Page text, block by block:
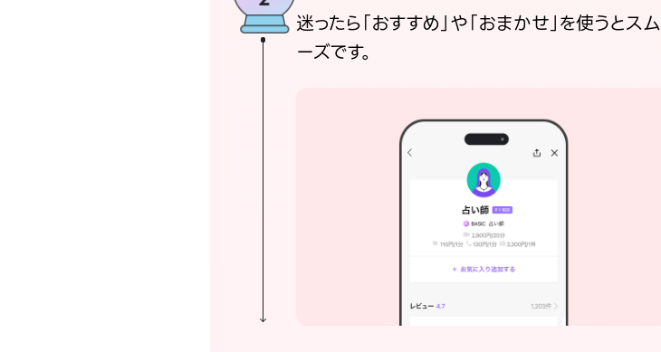
迷ったら「おすすめ」や「おまかせ」を使うとスム
ーズです。